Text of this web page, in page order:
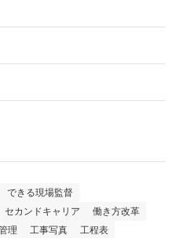
できる現場監督
セカンドキャリア
働き方改革
理 工事写真
工程表